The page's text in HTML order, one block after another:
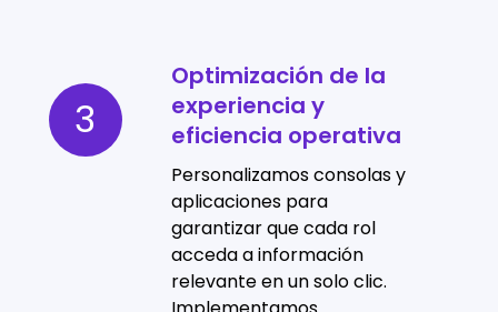
3
Optimización de la
experiencia y
eficiencia operativa
Personalizamos consolas y
aplicaciones para
garantizar que cada rol
acceda a información
relevante en un solo clic.
Optimización
de